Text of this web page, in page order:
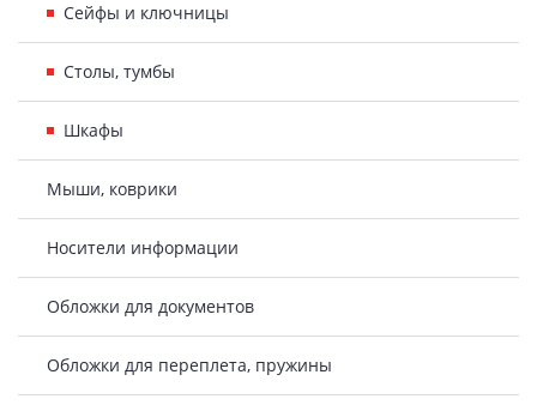
Сейфы и ключницы
Столы, тумбы
Шкафы
Мыши, коврики
Носители информации
Обложки для документов
Обложки для переплета, пружины